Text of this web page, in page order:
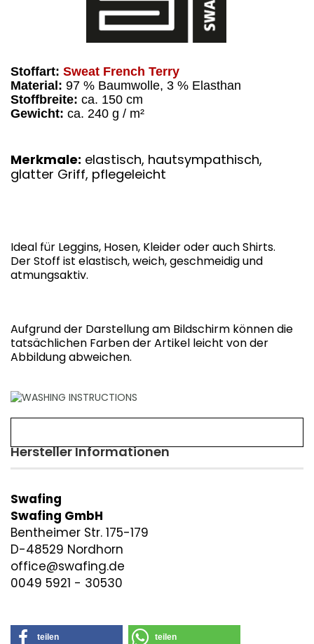
Stoffart: Sweat French Terry
Material: 97 % Baumwolle, 3 % Elasthan
Stoffbreite: ca. 150 cm
Gewicht: ca. 240 g / m²
Merkmale: elastisch, hautsympathisch,
glatter Griff, pflegeleicht
Ideal für Leggins, Hosen, Kleider oder auch Shirts.
Der Stoff ist elastisch, weich, geschmeidig und
atmungsaktiv.
Aufgrund der Darstellung am Bildschirm können die
tatsächlichen Farben der Artikel leicht von der
Abbildung abweichen.
Hersteller Informationen
Swafing
Swafing GmbH
Bentheimer Str. 175-179
D-48529 Nordhorn
office@swafing.de
0049 5921 - 30530
teilen teilen